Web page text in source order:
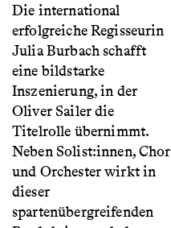
Die international
erfolgreiche Regisseurin
Julia Burbach schafft
eine bildstarke
Inszenierung, in der
Oliver Sailer die
Titelrolle übernimmt.
Neben Solist:innen, Chor
und Orchester wirkt in
dieser
spartenübergreifenden